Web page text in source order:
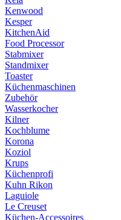
Kenwood
Kesper
KitchenAid
Food Processor
Stabmixer
Standmixer
Toaster
Küchenmaschinen
Zubehör
Wasserkocher
Kilner
Kochblume
Korona
Koziol
Krups
Küchenprofi
Kuhn Rikon
Laguiole
Le Creuset
Küchen-Accessoires